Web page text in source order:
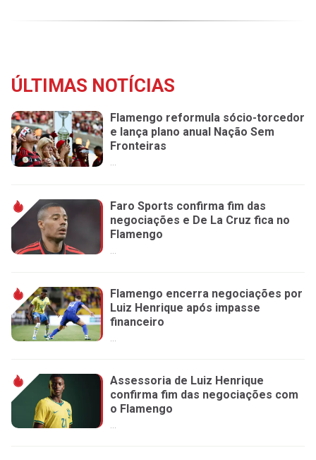
ÚLTIMAS NOTÍCIAS
Flamengo reformula sócio-torcedor
e lança plano anual Nação Sem
Fronteiras
...
Faro Sports confirma fim das
negociações e De La Cruz fica no
Flamengo
...
Flamengo encerra negociações por
Luiz Henrique após impasse
financeiro
Assessoria de Luiz Henrique
confirma fim das negociações com
o Flamengo
...